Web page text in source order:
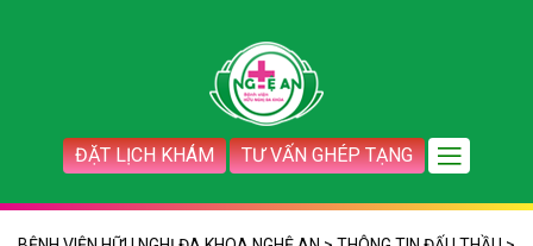
ĐẶT LỊCH KHÁM TƯ VẤN GHÉP TẠNG